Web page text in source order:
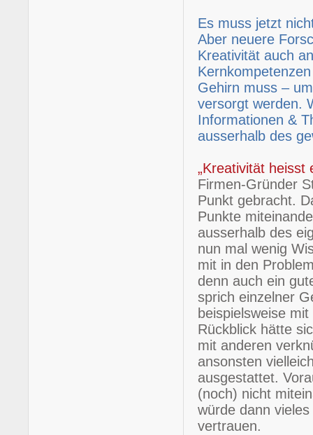
Es muss jetzt
Aber neuere
Kreativität auch
Gehirn muss –
versorgt werden.
Informationen &
ausserhalb des
„Kreativität heisst
Firmen-Gründer
Punkt gebracht.
Punkte
ausserhalb des
nun mal wenig
mit in den
denn auch ein
sprich einzelner
beispielsweise
Rückblick hätte
mit anderen
ansonsten
ausgestattet.
(noch) nicht
würde dann
vertrauen.